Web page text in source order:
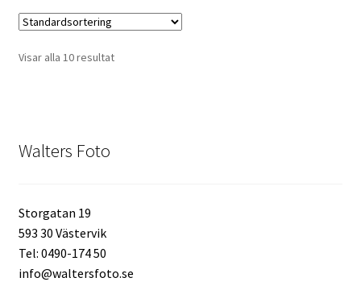
Visar alla 10 resultat
Walters Foto
Storgatan 19
593 30 Västervik
Tel: 0490-174 50
info@waltersfoto.se